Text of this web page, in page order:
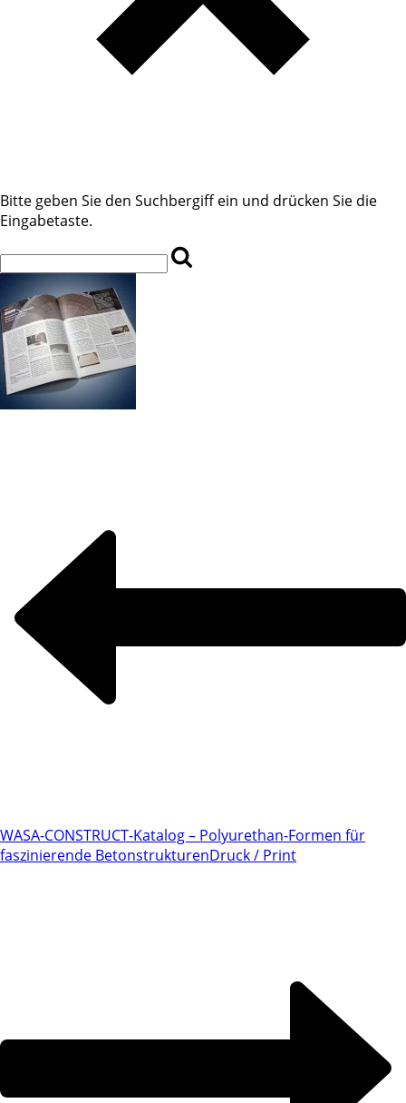
Bitte geben Sie den Suchbergiff ein und drücken Sie die
Eingabetaste.
WASA-CONSTRUCT-Katalog – Polyurethan-Formen für
faszinierende BetonstrukturenDruck / Print